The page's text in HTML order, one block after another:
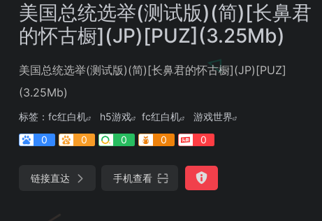
美国总统选举(测试版)(简)[长鼻君
的怀古橱](JP)[PUZ](3.25Mb)
美国总统选举(测试版)(简)[长鼻君的怀古橱](JP)[PUZ]
(3.25Mb)
标签： fc红白机 h5游戏 fc红白机
游戏世界
0
0 0 0 0
链接直达 手机查看